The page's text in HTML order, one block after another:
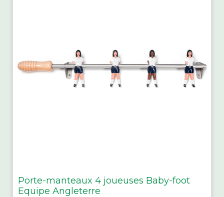
Porte-manteaux 4 joueuses Baby-foot
Equipe Angleterre